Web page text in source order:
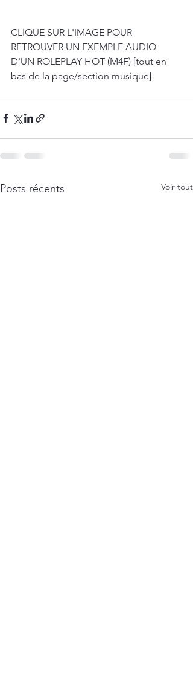
CLIQUE SUR L'IMAGE POUR
RETROUVER UN EXEMPLE AUDIO
D'UN ROLEPLAY HOT (M4F) [tout en
bas de la page/section musique]
Posts récents Voir tout